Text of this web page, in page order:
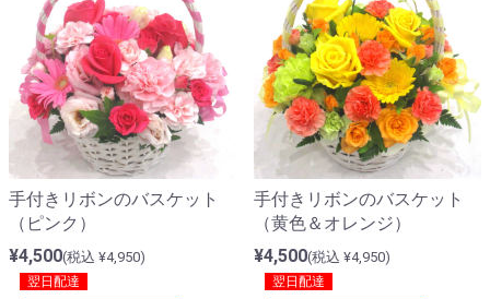
手付きリボンのバスケット
（ピンク）
¥4,500(税込 ¥4,950)
翌日配達
手付きリボンのバスケット
（黄色＆オレンジ）
¥4,500(税込 ¥4,950)
翌日配達